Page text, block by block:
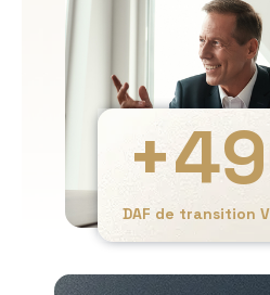
DAF de transition
+